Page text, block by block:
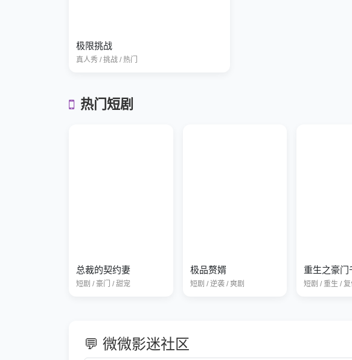
极限挑战
真人秀 / 挑战 / 热门
热门短剧
总裁的契约妻
短剧 / 豪门 / 甜宠
极品赘婿
短剧 / 逆袭 / 爽剧
重生之豪门
短剧 / 重生 /
💬 微微影迷社区